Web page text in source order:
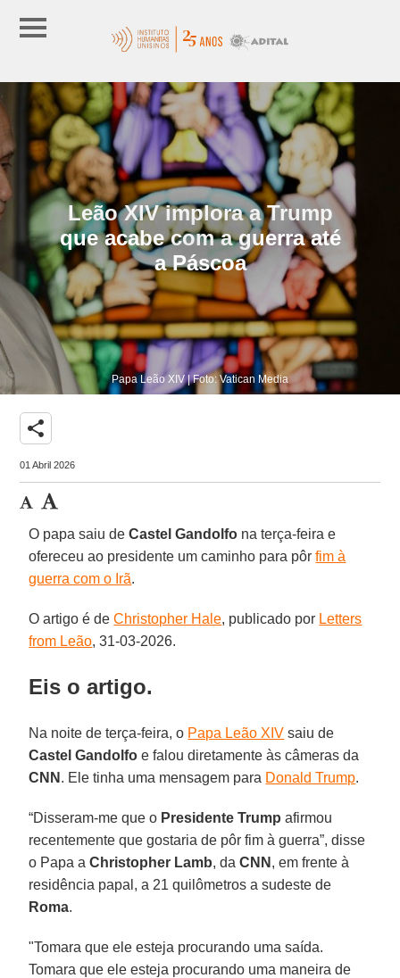
Leão XIV implora a Trump
que acabe com a guerra até
a Páscoa
Papa Leão XIV | Foto: Vatican Media
share
01 Abril 2026
O papa saiu deCastel Gandolfo na terça-feira e
ofereceu ao presidente um caminho para pôrfim à
guerra com o Irã.
O artigo é deChristopher Hale, publicado por Letters
from Leão, 31-03-2026.
Eis o artigo.
Na noite de terça-feira, o Papa Leão XIV saiu de
Castel Gandolfo e falou diretamente às câmeras da
CNN . Ele tinha uma mensagem para Donald Trump.
“Disseram-me que o Presidente Trump afirmou
recentemente que gostaria de pôr fim à guerra”, disse
o Papa aChristopher Lamb, daCNN , em frente à
residência papal, a 21 quilômetros a sudeste de
Roma.
"Tomara que ele esteja procurando uma saída.
Tomara que ele esteja procurando uma maneira de